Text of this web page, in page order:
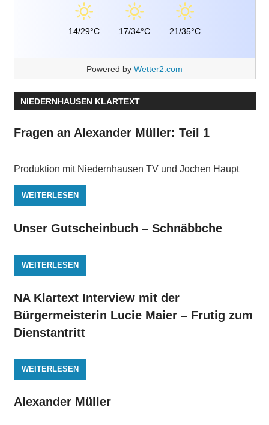
14/29°C 17/34°C 21/35°C
Powered by Wetter2.com
NIEDERNHAUSEN KLARTEXT
Fragen an Alexander Müller: Teil 1
Produktion mit Niedernhausen TV und Jochen Haupt
WEITERLESEN
Unser Gutscheinbuch – Schnäbbche
WEITERLESEN
NA Klartext Interview mit der
Bürgermeisterin Lucie Maier – Frutig zum
Dienstantritt
WEITERLESEN
Alexander Müller